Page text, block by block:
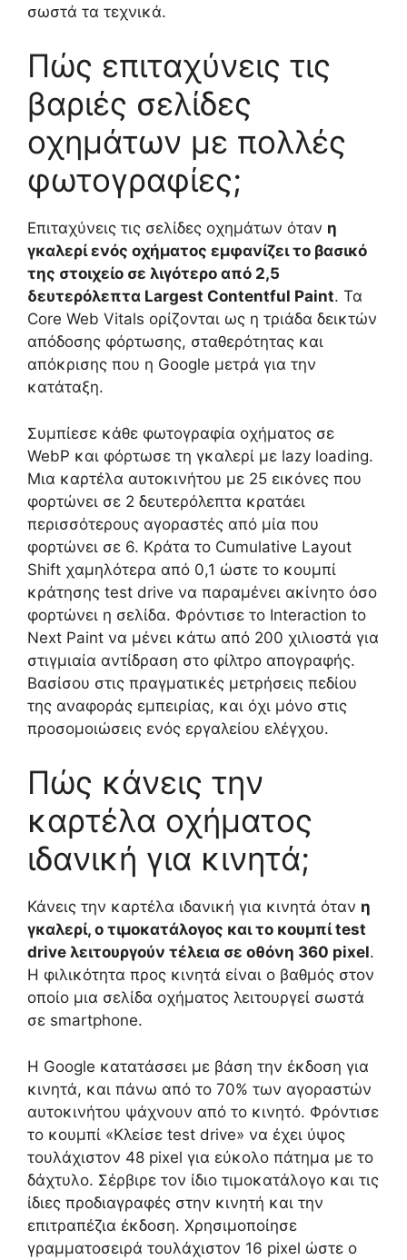
σωστά τα τεχνικά.
Πώς επιταχύνεις τις
βαριές σελίδες
οχημάτων με πολλές
φωτογραφίες;
Επιταχύνεις τις σελίδες οχημάτων όταν η
γκαλερί ενός οχήματος εμφανίζει το βασικό
της στοιχείο σε λιγότερο από 2,5
δευτερόλεπτα Largest Contentful Paint. Τα
Core Web Vitals ορίζονται ως η τριάδα δεικτών
απόδοσης φόρτωσης, σταθερότητας και
απόκρισης που η Google μετρά για την
κατάταξη.
Συμπίεσε κάθε φωτογραφία οχήματος σε
WebP και φόρτωσε τη γκαλερί με lazy loading.
Μια καρτέλα αυτοκινήτου με 25 εικόνες που
φορτώνει σε 2 δευτερόλεπτα κρατάει
περισσότερους αγοραστές από μία που
φορτώνει σε 6. Κράτα το Cumulative Layout
Shift χαμηλότερα από 0,1 ώστε το κουμπί
κράτησης test drive να παραμένει ακίνητο όσο
φορτώνει η σελίδα. Φρόντισε το Interaction to
Next Paint να μένει κάτω από 200 χιλιοστά για
στιγμιαία αντίδραση στο φίλτρο απογραφής.
Βασίσου στις πραγματικές μετρήσεις πεδίου
της αναφοράς εμπειρίας, και όχι μόνο στις
προσομοιώσεις ενός εργαλείου ελέγχου.
Πώς κάνεις την
καρτέλα οχήματος
ιδανική για κινητά;
Κάνεις την καρτέλα ιδανική για κινητά όταν η
γκαλερί, ο τιμοκατάλογος και το κουμπί test
drive λειτουργούν τέλεια σε οθόνη 360 pixel.
Η φιλικότητα προς κινητά είναι ο βαθμός στον
οποίο μια σελίδα οχήματος λειτουργεί σωστά
σε smartphone.
Η Google κατατάσσει με βάση την έκδοση για
κινητά, και πάνω από το 70% των αγοραστών
αυτοκινήτου ψάχνουν από το κινητό. Φρόντισε
το κουμπί «Κλείσε test drive» να έχει ύψος
τουλάχιστον 48 pixel για εύκολο πάτημα με το
δάχτυλο. Σέρβιρε τον ίδιο τιμοκατάλογο και τις
ίδιες προδιαγραφές στην κινητή και την
επιτραπέζια έκδοση. Χρησιμοποίησε
γραμματοσειρά τουλάχιστον 16 pixel ώστε ο